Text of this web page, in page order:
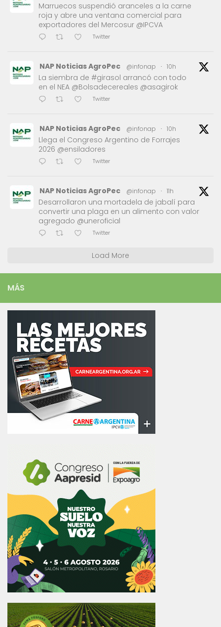
Marruecos suspendió aranceles a la carne
roja y abre una ventana comercial para
exportadores del Mercosur @IPCVA
Twitter
NAP Noticias AgroPec @infonap · 10h
La siembra de #girasol arrancó con todo
en el NEA @Bolsadecereales @asagirok
Twitter
NAP Noticias AgroPec @infonap · 10h
Llega el Congreso Argentino de Forrajes
2026 @ensiladores
Twitter
NAP Noticias AgroPec @infonap · 11h
Desarrollaron una mortadela de jabalí para
convertir una plaga en un alimento con valor
agregado @uneroficial
Twitter
Load More
MÁS